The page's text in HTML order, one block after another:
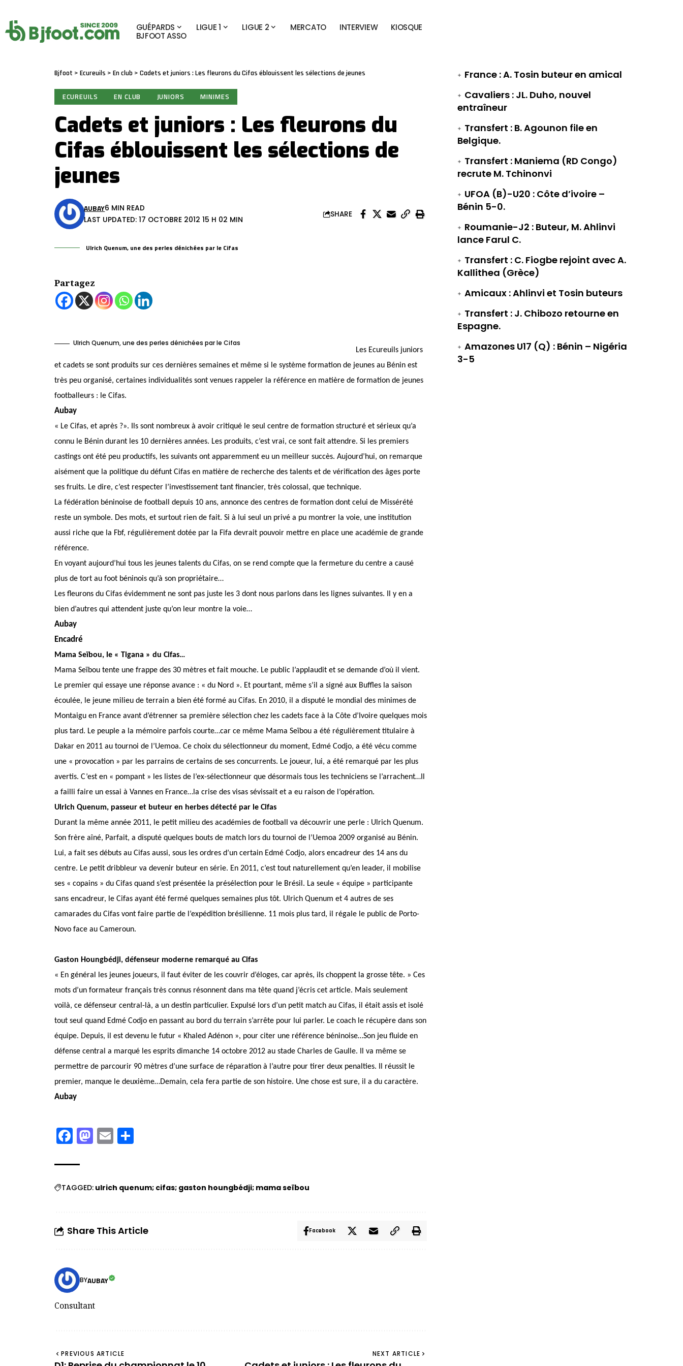
GUÉPARDS LIGUE 1 LIGUE 2 MERCATO INTERVIEW
KIOSQUE
BJFOOT ASSO
Bjfoot > Ecureuils > En club > Cadets et juniors : Les fleurons du Cifas éblouissent les sélections de jeunes
ECUREUILS EN CLUB JUNIORS MINIMES
Cadets et juniors : Les fleurons du
Cifas éblouissent les sélections de
jeunes
LAST UPDATED: 17 OCTOBRE 2012 15 H 02 MIN
AUBAY6 MIN READ
SHARE
Ulrich Quenum, une des perles dénichées par le Cifas
Partagez
Ulrich Quenum, une des perles dénichées par le Cifas
Les Ecureuils juniors
et cadets se sont produits sur ces dernières semaines et même si le système formation de jeunes au Bénin est
très peu organisé, certaines individualités sont venues rappeler la référence en matière de formation de jeunes
footballeurs : le Cifas.
Aubay
« Le Cifas, et après ?». Ils sont nombreux à avoir critiqué le seul centre de formation structuré et sérieux qu’a
connu le Bénin durant les 10 dernières années. Les produits, c’est vrai, ce sont fait attendre. Si les premiers
castings ont été peu productifs, les suivants ont apparemment eu un meilleur succès. Aujourd’hui, on remarque
aisément que la politique du défunt Cifas en matière de recherche des talents et de vérification des âges porte
ses fruits. Le dire, c’est respecter l’investissement tant financier, très colossal, que technique.
La fédération béninoise de football depuis 10 ans, annonce des centres de formation dont celui de Missérété
reste un symbole. Des mots, et surtout rien de fait. Si à lui seul un privé a pu montrer la voie, une institution
aussi riche que la Fbf, régulièrement dotée par la Fifa devrait pouvoir mettre en place une académie de grande
référence.
En voyant aujourd’hui tous les jeunes talents du Cifas, on se rend compte que la fermeture du centre a causé
plus de tort au foot béninois qu’à son propriétaire…
Les fleurons du Cifas évidemment ne sont pas juste les 3 dont nous parlons dans les lignes suivantes. Il y en a
bien d’autres qui attendent juste qu’on leur montre la voie…
Aubay
Encadré
Mama Seïbou, le « Tigana » du Cifas…
Mama Seïbou tente une frappe des 30 mètres et fait mouche. Le public l’applaudit et se demande d’où il vient.
Le premier qui essaye une réponse avance : « du Nord ». Et pourtant, même s’il a signé aux Buffles la saison
écoulée, le jeune milieu de terrain a bien été formé au Cifas. En 2010, il a disputé le mondial des minimes de
Montaigu en France avant d’étrenner sa première sélection chez les cadets face à la Côte d’Ivoire quelques mois
plus tard. Le peuple a la mémoire parfois courte…car ce même Mama Seïbou a été régulièrement titulaire à
Dakar en 2011 au tournoi de l’Uemoa. Ce choix du sélectionneur du moment, Edmé Codjo, a été vécu comme
une « provocation » par les parrains de certains de ses concurrents. Le joueur, lui, a été remarqué par les plus
avertis. C’est en « pompant » les listes de l’ex-sélectionneur que désormais tous les techniciens se l’arrachent…Il
a failli faire un essai à Vannes en France…la crise des visas sévissait et a eu raison de l’opération.
Ulrich Quenum, passeur et buteur en herbes détecté par le Cifas
Durant la même année 2011, le petit milieu des académies de football va découvrir une perle : Ulrich Quenum.
Son frère aîné, Parfait, a disputé quelques bouts de match lors du tournoi de l’Uemoa 2009 organisé au Bénin.
Lui, a fait ses débuts au Cifas aussi, sous les ordres d’un certain Edmé Codjo, alors encadreur des 14 ans du
centre. Le petit dribbleur va devenir buteur en série. En 2011, c’est tout naturellement qu’en leader, il mobilise
ses « copains » du Cifas quand s’est présentée la présélection pour le Brésil. La seule « équipe » participante
sans encadreur, le Cifas ayant été fermé quelques semaines plus tôt. Ulrich Quenum et 4 autres de ses
camarades du Cifas vont faire partie de l’expédition brésilienne. 11 mois plus tard, il régale le public de Porto-
Novo face au Cameroun.
Gaston Houngbédji, défenseur moderne remarqué au Cifas
« En général les jeunes joueurs, il faut éviter de les couvrir d’éloges, car après, ils choppent la grosse tête. » Ces
mots d’un formateur français très connus résonnent dans ma tête quand j’écris cet article. Mais seulement
voilà, ce défenseur central-là, a un destin particulier. Expulsé lors d’un petit match au Cifas, il était assis et isolé
tout seul quand Edmé Codjo en passant au bord du terrain s’arrête pour lui parler. Le coach le récupère dans son
équipe. Depuis, il est devenu le futur « Khaled Adénon », pour citer une référence béninoise…Son jeu fluide en
défense central a marqué les esprits dimanche 14 octobre 2012 au stade Charles de Gaulle. Il va même se
permettre de parcourir 90 mètres d’une surface de réparation à l’autre pour tirer deux penalties. Il réussit le
premier, manque le deuxième…Demain, cela fera partie de son histoire. Une chose est sure, il a du caractère.
Aubay
Facebook
Mastodon
Email
TAGGED: ulrich quenum; cifas; gaston houngbédji; mama seïbou
Share This Article Facebook
BYAUBAY
Consultant
PREVIOUS ARTICLE NEXT ARTICLE
France : A. Tosin buteur en amical
Cavaliers : JL. Duho, nouvel
entraîneur
Transfert : B. Agounon file en
Belgique.
Transfert : Maniema (RD Congo)
recrute M. Tchinonvi
UFOA (B)-U20 : Côte d’ivoire –
Bénin 5-0.
Roumanie-J2 : Buteur, M. Ahlinvi
lance Farul C.
Transfert : C. Fiogbe rejoint avec A.
Kallithea (Grèce)
Amicaux : Ahlinvi et Tosin buteurs
Transfert : J. Chibozo retourne en
Espagne.
Amazones U17 (Q) : Bénin – Nigéria
3-5